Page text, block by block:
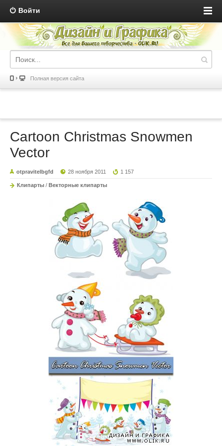
Войти
Полная версия сайта
Cartoon Christmas Snowmen
Vector
otpravitelbgfd 28 ноября 2011 1 157
Клипарты / Векторные клипарты